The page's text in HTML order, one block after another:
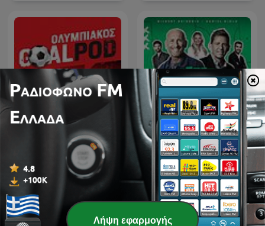
GoalPod Ολυμπιακός, με
τον Νίκο Σταματέλο
L'After Foot
Λήψη εφαρμογής